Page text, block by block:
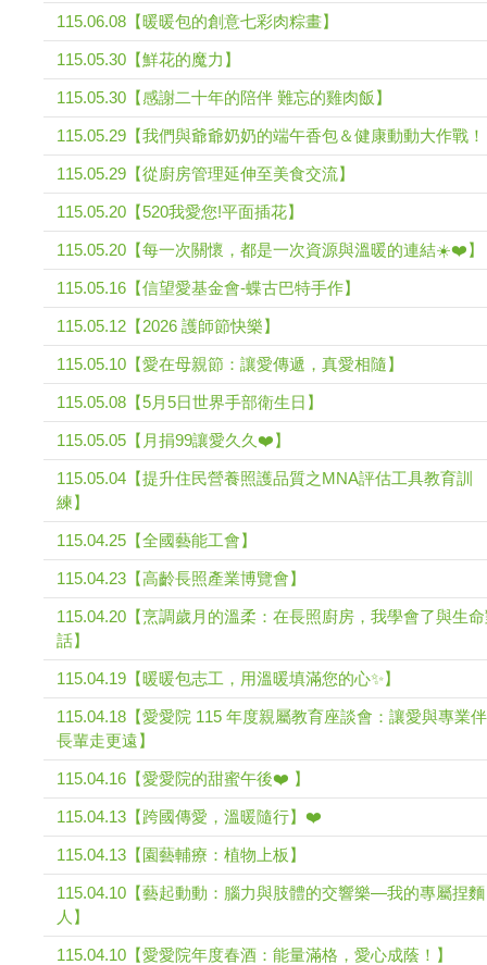
115.06.08【暖暖包的創意七彩肉粽畫】
115.05.30【鮮花的魔力】
115.05.30【感謝二十年的陪伴 難忘的雞肉飯】
115.05.29【我們與爺爺奶奶的端午香包＆健康動動大作戰
115.05.29【從廚房管理延伸至美食交流】
115.05.20【520我愛您!平面插花】
115.05.20【每一次關懷，都是一次資源與溫暖的連結☀️❤️】
115.05.16【信望愛基金會-蝶古巴特手作】
115.05.12【2026 護師節快樂】
115.05.10【愛在母親節：讓愛傳遞，真愛相隨】
115.05.08【5月5日世界手部衛生日】
115.05.05【月捐99讓愛久久❤️】
115.05.04【提升住民營養照護品質之MNA評估工具教育訓
練】
115.04.25【全國藝能工會】
115.04.23【高齡長照產業博覽會】
115.04.20【烹調歲月的溫柔：在長照廚房，我學會了與生
話】
115.04.19【暖暖包志工，用溫暖填滿您的心✨】
115.04.18【愛愛院 115 年度親屬教育座談會：讓愛與專業伴
長輩走更遠】
115.04.16【愛愛院的甜蜜午後❤️ 】
115.04.13【跨國傳愛，溫暖隨行】❤️
115.04.13【園藝輔療：植物上板】
115.04.10【藝起動動：腦力與肢體的交響樂—我的專屬捏麵
人】
115.04.10【愛愛院年度春酒：能量滿格，愛心成蔭！】